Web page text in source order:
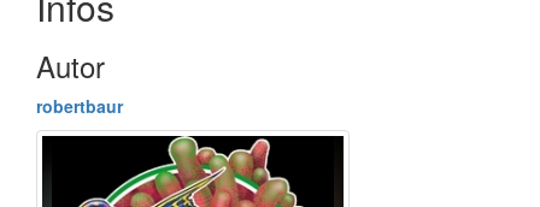
Autor
robertbaur